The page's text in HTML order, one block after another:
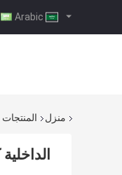
منزل المنتجات